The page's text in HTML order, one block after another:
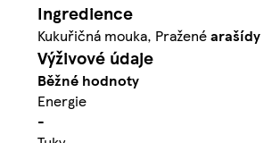
Ingredience
Kukuřičná mouka, Praženéarašídy
Výživové údaje
Běžné hodnoty
Energie
-